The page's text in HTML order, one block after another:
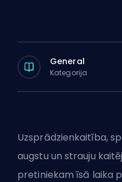
General
Kategorija
Uzsprādzienkaitība,
augstu un strauju
pretiniekam īsā laika